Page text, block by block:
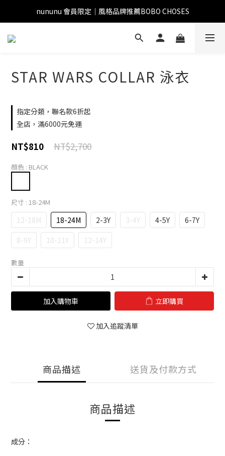
nununu 會員限定｜風格品牌推薦BOBO CHOSES
STAR WARS COLLAR 泳衣
指定分類，聯名款6折起
全店，滿6000元免運
NT$2,700
NT$810
顏色 : BLACK
尺寸 : 18-24M
12-18M 18-24M 2-3Y 3-4Y 4-5Y
6-7Y
8-9Y
10-11Y 12-14Y
數量
加入購物車 立即購買
加入追蹤清單
商品描述 送貨及付款方式
商品描述
成分：